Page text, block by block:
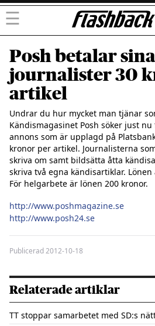
☰
Posh betalar sina
journalister 30
artikel
Undrar du hur mycket man tjänar
Kändismagasinet Posh söker just
annons som är upplagd på
kronor per artikel. Journalisterna
skriva om samt bildsätta åtta
skriva två egna kändisartiklar.
För helgarbete är lönen 200 kronor.
http://www.poshmagazine.se
http://www.posh24.se
Publicerad2012-10-18
Relaterade artiklar
TT stoppar samarbetet med SD:s